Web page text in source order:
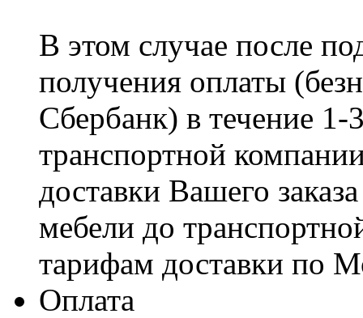
В этом случае после
получения оплаты
Сбербанк) в течение
транспортной
доставки Вашего
мебели до
тарифам доставки по
Оплата